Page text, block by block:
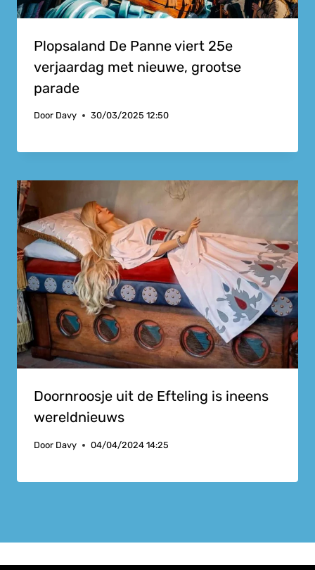
Plopsaland De Panne viert 25e
verjaardag met nieuwe, grootse
parade
Door Davy 30/03/2025 12:50
Doornroosje uit de Efteling is ineens
wereldnieuws
Door Davy 04/04/2024 14:25